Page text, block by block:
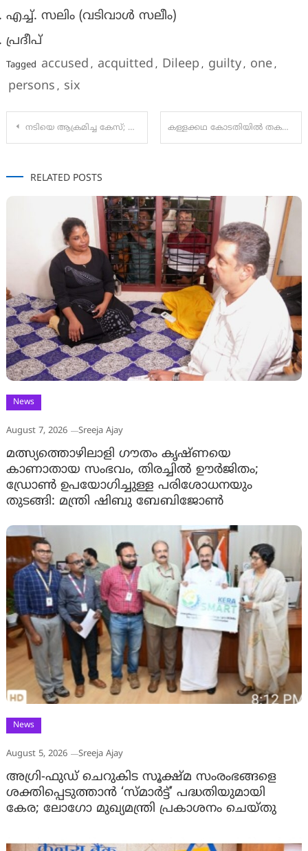
എച്ച്. സലിം (വടിവാള്‍ സലീം)
പ്രദീപ്
Tagged accused , acquitted , Dileep , guilty, one,
persons , six
Post
നടിയെ ആക്രമിച്ച കേസ്; ദിലീപിനെ വെറുതെ വിട്ടു, ഒന്നു മുതൽ ആറ് വരെയുള്ള പ്രതികൾ കുറ്റക്കാർ കള്ളക്കഥ കോടതിയിൽ തകർന്നു’; കേസിൽ നടന്ന യഥാർത്ഥ ഗൂഢാലോചന തനിക്കെതിരെയാണെന്ന് ദിലീപ്, മഞ്ജു വാര്യരുടെ പേരെടുത്ത് പറഞ്ഞും പരമാര്‍ശം
RELATED POSTS
News
August 7, 2026 Sreeja Ajay
മത്സ്യത്തൊഴിലാളി ഗൗതം കൃഷ്ണയെ
കാണാതായ സംഭവം, തിരച്ചിൽ ഊർജിതം;
ഡ്രോണ്‍ ഉപയോഗിച്ചുള്ള പരിശോധനയും
തുടങ്ങി: മന്ത്രി ഷിബു ബേബിജോണ്‍
News
August 5, 2026 Sreeja Ajay
അഗ്രി-ഫുഡ് ചെറുകിട സൂക്ഷ്മ സംരംഭങ്ങളെ
ശക്തിപ്പെടുത്താന്‍ ‘സ്മാര്‍ട്ട്’ പദ്ധതിയുമായി
കേര; ലോഗോ മുഖ്യമന്ത്രി പ്രകാശനം ചെയ്തു